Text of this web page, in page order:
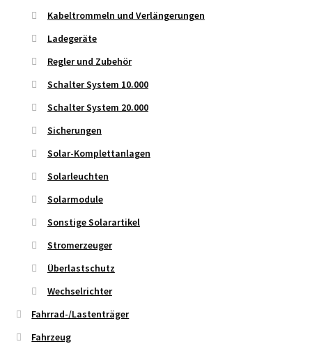
Kabeltrommeln und Verlängerungen
Ladegeräte
Regler und Zubehör
Schalter System 10.000
Schalter System 20.000
Sicherungen
Solar-Komplettanlagen
Solarleuchten
Solarmodule
Sonstige Solarartikel
Stromerzeuger
Überlastschutz
Wechselrichter
Fahrrad-/Lastenträger
Fahrzeug